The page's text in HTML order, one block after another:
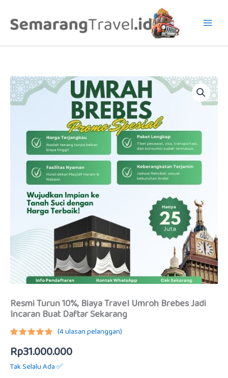
konten
Resmi Turun 10%, Biaya Travel Umroh Brebes Jadi
Incaran Buat Daftar Sekarang
5.00dari
5
berdasarkan
penilaian
(4ulasan pelanggan)
Rp31.000.000
Tak Selalu Ada ✅